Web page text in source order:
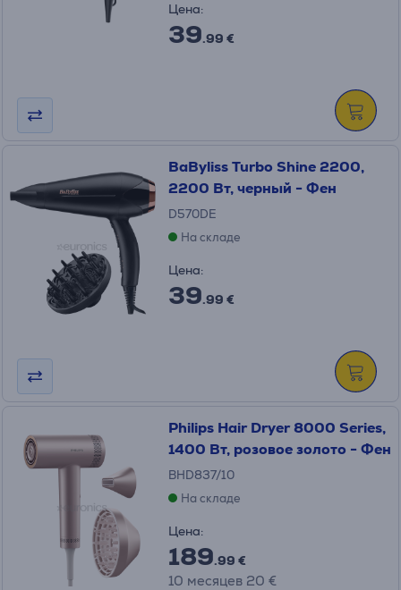
Цена:
39.99 €
BaByliss Turbo Shine 2200,
2200 Вт, черный - Фен
D570DE
На складе
Цена:
39.99 €
Philips Hair Dryer 8000 Series,
1400 Вт, розовое золото - Фен
BHD837/10
На складе
Цена:
189.99 €
10 месяцев 20 €